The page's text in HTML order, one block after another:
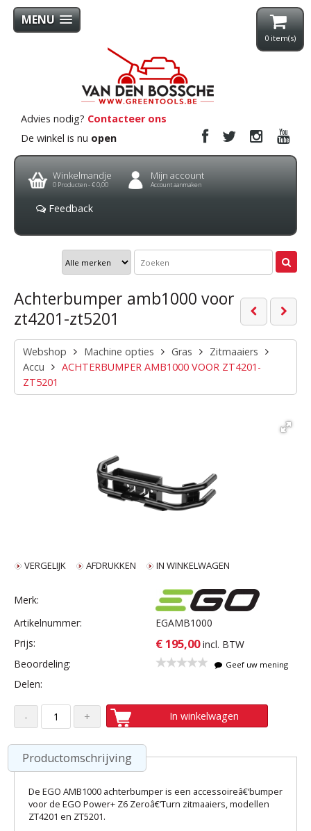
MENU
0 item(s)
Advies nodig? Contacteer ons
De winkel is nu open
Winkelmandje
0 Producten -€ 0,00
Mijn account
Account aanmaken
Feedback
Achterbumper amb1000 voor
zt4201-zt5201
Webshop Machine opties Gras
Zitmaaiers
Accu
ACHTERBUMPER AMB1000 VOOR ZT4201-
ZT5201
VERGELIJK AFDRUKKEN IN WINKELWAGEN
Merk:
Artikelnummer:
EGAMB1000
Prijs:
€ 195,00 incl. BTW
Beoordeling:
Geef uw mening
Delen:
In winkelwagen
Productomschrijving
De EGO AMB1000 achterbumper is een accessoireâ€‘bumper
voor de EGO Power+ Z6 Zeroâ€‘Turn zitmaaiers, modellen
ZT4201 en ZT5201.